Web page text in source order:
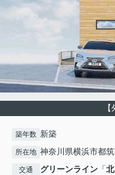
築年数 新築
所在地 神奈川県横浜市都
交通 グリーンライン 「